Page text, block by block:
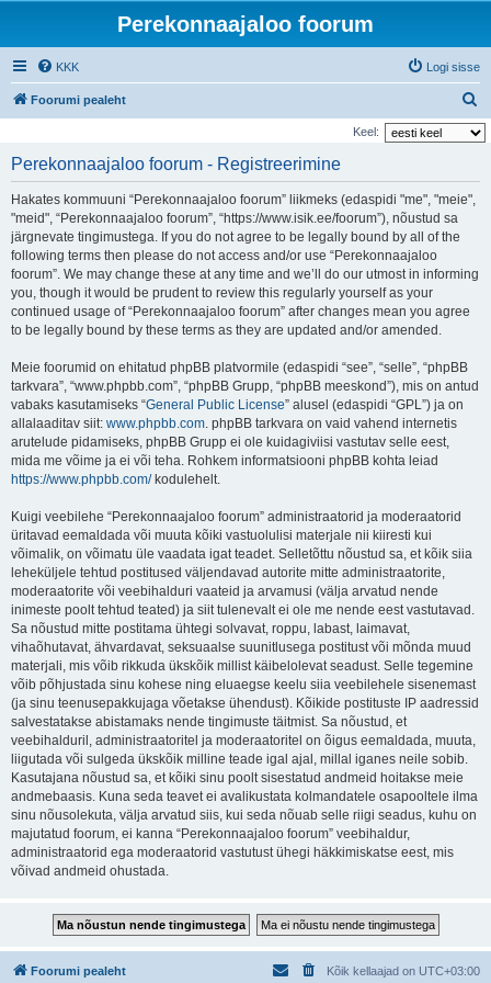
Perekonnaajaloo foorum
KKK Logi sisse
Foorumi pealeht
t
Keel:
Perekonnaajaloo foorum - Registreerimine
Hakates kommuuni “Perekonnaajaloo foorum” liikmeks (edaspidi "me", "meie",
"meid", “Perekonnaajaloo foorum”, “https://www.isik.ee/foorum”), nõustud sa
järgnevate tingimustega. If you do not agree to be legally bound by all of the
following terms then please do not access and/or use “Perekonnaajaloo
foorum”. We may change these at any time and we’ll do our utmost in informing
you, though it would be prudent to review this regularly yourself as your
continued usage of “Perekonnaajaloo foorum” after changes mean you agree
to be legally bound by these terms as they are updated and/or amended.
Meie foorumid on ehitatud phpBB platvormile (edaspidi “see”, “selle”, “phpBB
tarkvara”, “www.phpbb.com”, “phpBB Grupp, “phpBB meeskond”), mis on antud
vabaks kasutamiseks “General Public License” alusel (edaspidi “GPL”) ja on
allalaaditav siit: www.phpbb.com. phpBB tarkvara on vaid vahend internetis
arutelude pidamiseks, phpBB Grupp ei ole kuidagiviisi vastutav selle eest,
mida me võime ja ei või teha. Rohkem informatsiooni phpBB kohta leiad
https://www.phpbb.com/kodulehelt.
Kuigi veebilehe “Perekonnaajaloo foorum” administraatorid ja moderaatorid
üritavad eemaldada või muuta kõiki vastuolulisi materjale nii kiiresti kui
võimalik, on võimatu üle vaadata igat teadet. Selletõttu nõustud sa, et kõik siia
leheküljele tehtud postitused väljendavad autorite mitte administraatorite,
moderaatorite või veebihalduri vaateid ja arvamusi (välja arvatud nende
inimeste poolt tehtud teated) ja siit tulenevalt ei ole me nende eest vastutavad.
Sa nõustud mitte postitama ühtegi solvavat, roppu, labast, laimavat,
vihaõhutavat, ähvardavat, seksuaalse suunitlusega postitust või mõnda muud
materjali, mis võib rikkuda ükskõik millist käibelolevat seadust. Selle tegemine
võib põhjustada sinu kohese ning eluaegse keelu siia veebilehele sisenemast
(ja sinu teenusepakkujaga võetakse ühendust). Kõikide postituste IP aadressid
salvestatakse abistamaks nende tingimuste täitmist. Sa nõustud, et
veebihalduril, administraatoritel ja moderaatoritel on õigus eemaldada, muuta,
liigutada või sulgeda ükskõik milline teade igal ajal, millal iganes neile sobib.
Kasutajana nõustud sa, et kõiki sinu poolt sisestatud andmeid hoitakse meie
andmebaasis. Kuna seda teavet ei avalikustata kolmandatele osapooltele ilma
sinu nõusolekuta, välja arvatud siis, kui seda nõuab selle riigi seadus, kuhu on
majutatud foorum, ei kanna “Perekonnaajaloo foorum” veebihaldur,
administraatorid ega moderaatorid vastutust ühegi häkkimiskatse eest, mis
võivad andmeid ohustada.
Foorumi pealeht Kõik kellaajad on UTC+03:00